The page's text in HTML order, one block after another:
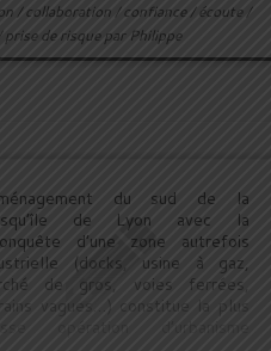
/collaboration /confiance/écoute /
prise de risquepar Philippe
du sud de la
de Lyon avec la
d’une zone autrefois
(docks, usine à gaz,
de gros, voies ferrées,
vagues…) constitue la plus